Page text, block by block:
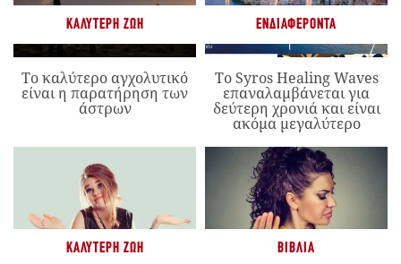
ΚΑΛΎΤΕΡΗ ΖΩΉ
Το καλύτερο αγχολυτικό
είναι η παρατήρηση των
άστρων
ΕΝΔΙΑΦΈΡΟΝΤΑ
Το Syros Healing Waves
επαναλαμβάνεται για
δεύτερη χρονιά και είναι
ακόμα μεγαλύτερο
ΚΑΛΎΤΕΡΗ ΖΩΉ ΒΙΒΛΊΑ